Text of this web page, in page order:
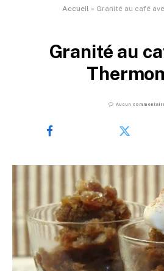
Accueil » Granité au café
Granité au
Aucun